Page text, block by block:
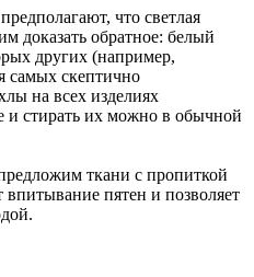
что светлая
доказать обратное: белый
других (например,
самых скептично
на всех изделиях
стирать их можно в обычной
ткани с пропиткой
впитывание пятен и позволяет